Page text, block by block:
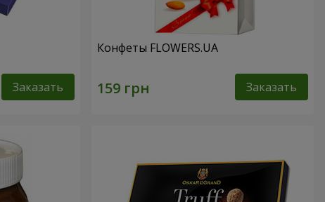
Заказать
Конфеты FLOWERS.UA
Заказать